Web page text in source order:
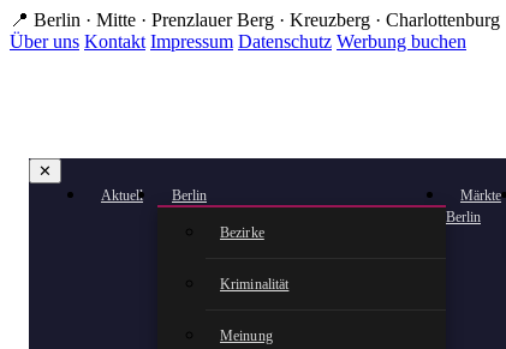
Zum
Hauptinhalt
📍 Berlin · Mitte · Prenzlauer Berg · Kreuzberg · Charlottenburg
Über uns Kontakt Impressum Datenschutz Werbung buchen
✕
Aktuell Berlin
Bezirke
Kriminalität
Meinung
Märkte
Berlin